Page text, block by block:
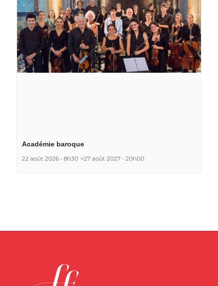
Académie baroque
22 août 2026 - 8h30 >27 août 2027 - 20h00